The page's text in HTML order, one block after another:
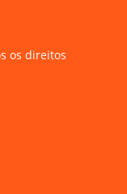
os direitos